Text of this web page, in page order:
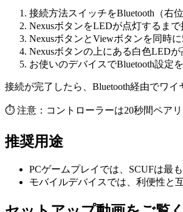
接続方法スイッチをBluetooth（右
NexusボタンをLEDが点灯するまで
NexusボタンとViewボタンを同時
Nexusボタンの上にある白色LED
お使いのデバイスでBluetooth設定
接続が完了したら、Bluetooth経由でワイ
⏱️ 注意：コントローラーは20秒間ペア
推奨用途
PCゲームプレイでは、SCUFは最
モバイルデバイスでは、利便性と